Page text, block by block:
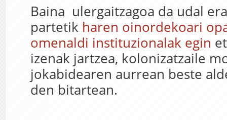
Baina ulergaitzagoa da udal
partetik haren oinordekoari
omenaldi instituzionalak egin
izenak jartzea, kolonizatzaile
jokabidearen aurrean beste
den bitartean.